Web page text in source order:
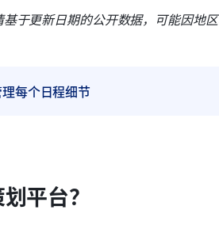
于更新日期的公开数据，可能因地
每个日程细节
平台？